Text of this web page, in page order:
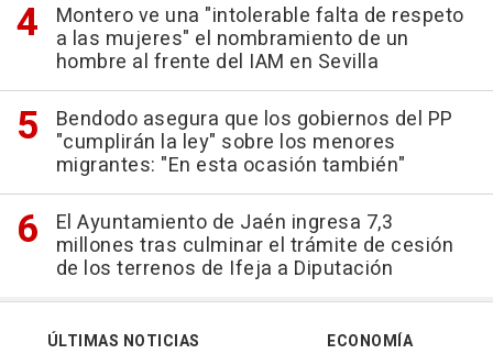
Montero ve una "intolerable falta de respeto
a las mujeres" el nombramiento de un
hombre al frente del IAM en Sevilla
Bendodo asegura que los gobiernos del PP
"cumplirán la ley" sobre los menores
migrantes: "En esta ocasión también"
El Ayuntamiento de Jaén ingresa 7,3
millones tras culminar el trámite de cesión
de los terrenos de Ifeja a Diputación
ÚLTIMAS NOTICIAS
ECONOMÍA